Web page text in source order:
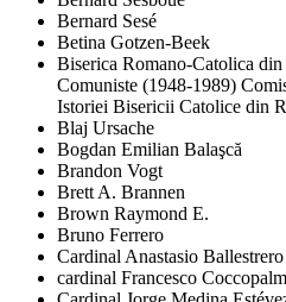
Bernard Sesé
Betina Gotzen-Beek
Biserica Romano-Catolica
Comuniste (1948-1989)
Istoriei Bisericii Catolice din
Blaj Ursache
Bogdan Emilian Balaşcă
Brandon Vogt
Brett A. Brannen
Brown Raymond E.
Bruno Ferrero
Cardinal Anastasio Ballestrero
cardinal Francesco